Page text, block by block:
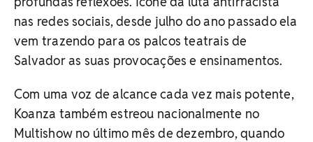
nas redes sociais, desde julho do ano passado ela
vem trazendo para os palcos teatrais de
Salvador as suas provocações e ensinamentos.
Com uma voz de alcance cada vez mais potente,
Koanza também estreou nacionalmente no
Multishow no último mês de dezembro, quando